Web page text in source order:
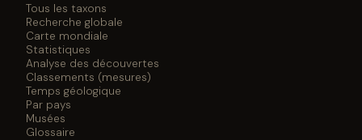
Tous les taxons
Recherche globale
Carte mondiale
Statistiques
Analyse des découvertes
Classements (mesures)
Temps géologique
Par pays
Musées
Glossaire